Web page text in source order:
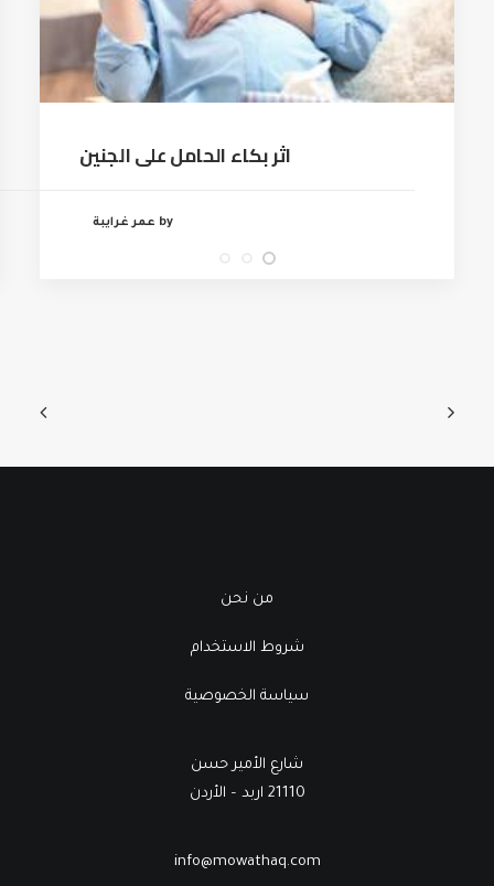
اثر بكاء الحامل على الجنين
by عمر غرايبة
من نحن
شروط الاستخدام
سياسة الخصوصية
شارع الأمير حسن
21110 اربد – الأردن
info@mowathaq.com